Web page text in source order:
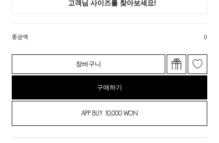
총금액 0
장바구니
구매하기